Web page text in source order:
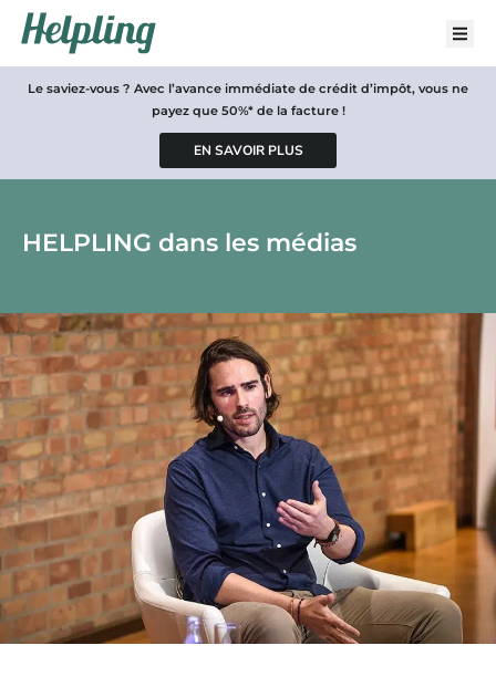
Le saviez-vous ? Avec l’avance immédiate de crédit d’impôt, vous ne
payez que 50%* de la facture !
HELPLING dans les médias